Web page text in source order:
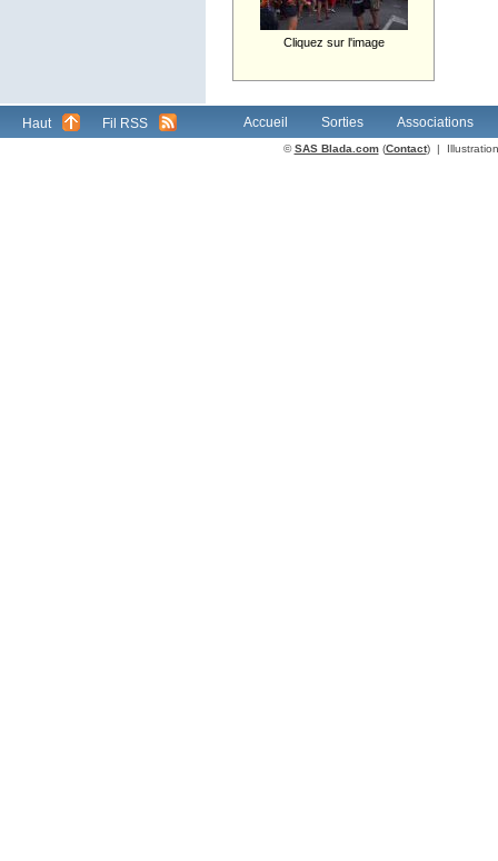
Cliquez sur l'image
Haut Fil RSS Accueil Sorties Associations
©SAS Blada.com(Contact) |